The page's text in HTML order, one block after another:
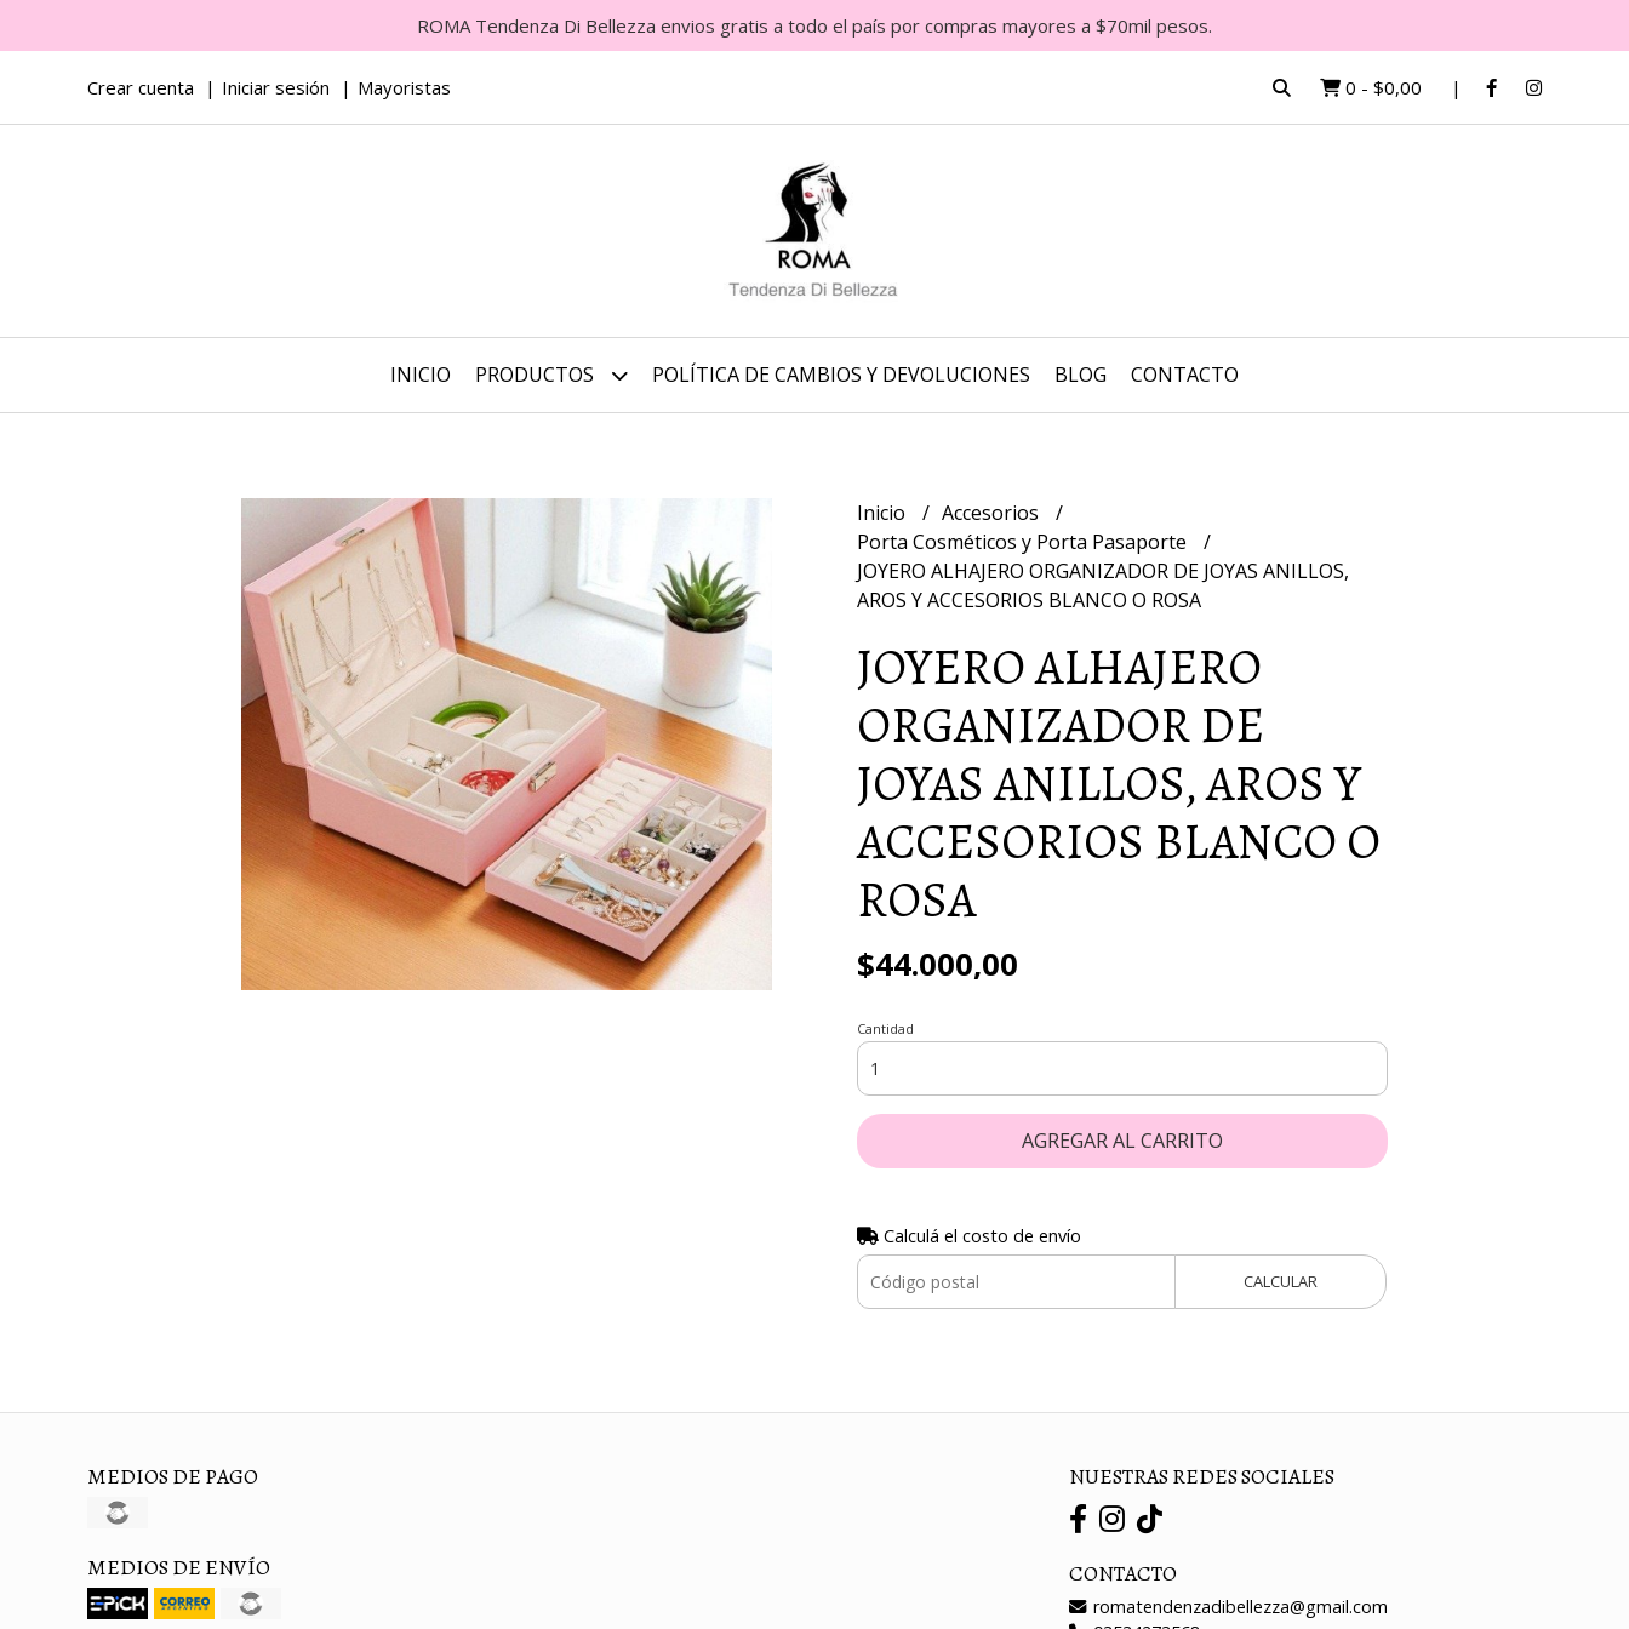
ROMA Tendenza Di Bellezza envios gratis a todo el país por compras mayores a $70mil pesos.
Crear cuenta Iniciar sesión Mayoristas 0 - $0,00
INICIO PRODUCTOS POLÍTICA DE CAMBIOS Y DEVOLUCIONES BLOG CONTACTO
Inicio
Accesorios
Porta Cosméticos y Porta Pasaporte
JOYERO ALHAJERO ORGANIZADOR DE JOYAS ANILLOS,
AROS Y ACCESORIOS BLANCO O ROSA
JOYERO ALHAJERO
ORGANIZADOR DE
JOYAS ANILLOS, AROS Y
ACCESORIOS BLANCO O
ROSA
$44.000,00
Cantidad
AGREGAR AL CARRITO
Calculá el costo de envío
CALCULAR
MEDIOS DE PAGO
MEDIOS DE ENVÍO
NUESTRAS REDES SOCIALES
CONTACTO
romatendenzadibellezza@gmail.com